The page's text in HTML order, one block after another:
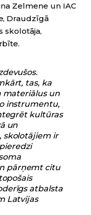
Zelmene un IAC
Draudzīgā
skolotāja,
tas, ka
materiālus un
instrumentu,
kultūras
un
skolotājiem ir
pārņemt citu
atbalsta
Latvijas